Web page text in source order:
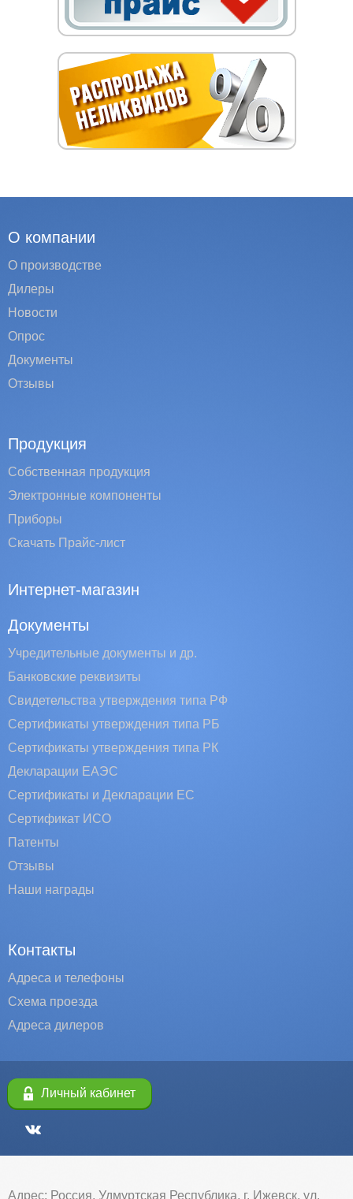
О компании
О производстве
Дилеры
Новости
Опрос
Документы
Отзывы
Продукция
Собственная продукция
Электронные компоненты
Приборы
Скачать Прайс-лист
Интернет-магазин
Документы
Учредительные документы и др.
Банковские реквизиты
Свидетельства утверждения типа РФ
Сертификаты утверждения типа РБ
Сертификаты утверждения типа РК
Декларации ЕАЭС
Сертификаты и Декларации EC
Сертификат ИСО
Патенты
Отзывы
Наши награды
Контакты
Адреса и телефоны
Схема проезда
Адреса дилеров
Личный кабинет
Адрес: Россия, Удмуртская Республика, г. Ижевск, ул.